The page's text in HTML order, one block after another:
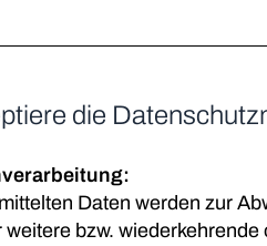
die
Daten werden zur
bzw.